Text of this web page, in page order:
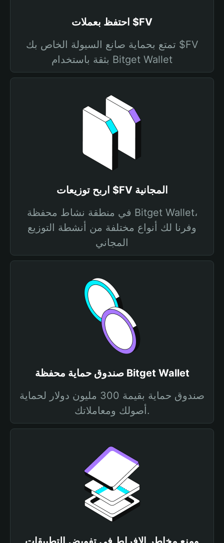
احتفظ بعملات $FV
تمتع بحماية صانع السيولة الخاص بك $FV
بثقة باستخدام Bitget Wallet
اربح توزيعات $FV المجانية
في منطقة نشاط محفظة Bitget Wallet،
وفرنا لك أنواع مختلفة من أنشطة التوزيع
المجاني
صندوق حماية محفظة Bitget Wallet
صندوق حماية بقيمة 300 مليون دولار لحماية
أصولك ومعاملاتك.